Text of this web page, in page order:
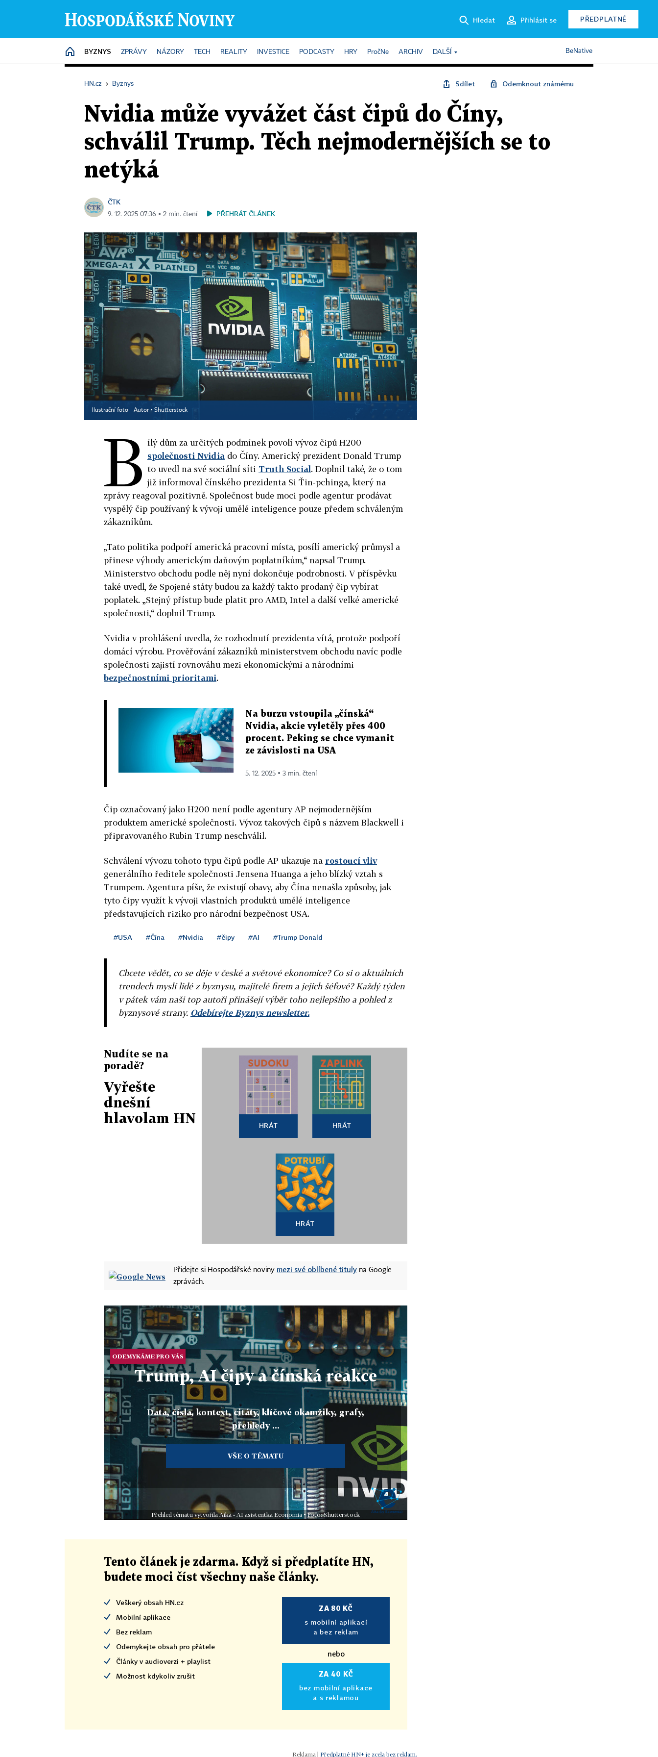
Hledat Přihlásit se PŘEDPLATNÉ
HOME
BYZNYS ZPRÁVY NÁZORY TECH REALITY INVESTICE PODCASTY HRY PročNe ARCHIV DALŠÍ BeNative
HN.cz › Byznys Sdílet Odemknout známému
Nvidia může vyvážet část čipů do Číny,
schválil Trump. Těch nejmodernějších se to
netýká
ČTK
9. 12. 2025 07:36 ▪ 2 min. čtení PŘEHRÁT ČLÁNEK
Ilustrační foto Autor ▪ Shutterstock
B ílý dům za určitých podmínek povolí vývoz čipů H200
společnosti Nvidia do Číny. Americký prezident Donald Trump
to uvedl na své sociální síti Truth Social. Doplnil také, že o tom
již informoval čínského prezidenta Si Ťin-pchinga, který na
zprávy reagoval pozitivně. Společnost bude moci podle agentur prodávat
vyspělý čip používaný k vývoji umělé inteligence pouze předem schváleným
zákazníkům.
„Tato politika podpoří americká pracovní místa, posílí americký průmysl a
přinese výhody americkým daňovým poplatníkům,“ napsal Trump.
Ministerstvo obchodu podle něj nyní dokončuje podrobnosti. V příspěvku
také uvedl, že Spojené státy budou za každý takto prodaný čip vybírat
poplatek. „Stejný přístup bude platit pro AMD, Intel a další velké americké
společnosti,“ doplnil Trump.
Nvidia v prohlášení uvedla, že rozhodnutí prezidenta vítá, protože podpoří
domácí výrobu. Prověřování zákazníků ministerstvem obchodu navíc podle
společnosti zajistí rovnováhu mezi ekonomickými a národními
bezpečnostními prioritami.
Na burzu vstoupila „čínská“
Nvidia, akcie vyletěly přes 400
procent. Peking se chce vymanit
ze závislosti na USA
5. 12. 2025 ▪ 3 min. čtení
Čip označovaný jako H200 není podle agentury AP nejmodernějším
produktem americké společnosti. Vývoz takových čipů s názvem Blackwell i
připravovaného Rubin Trump neschválil.
Schválení vývozu tohoto typu čipů podle AP ukazuje na rostoucí vliv
generálního ředitele společnosti Jensena Huanga a jeho blízký vztah s
Trumpem. Agentura píše, že existují obavy, aby Čína nenašla způsoby, jak
tyto čipy využít k vývoji vlastních produktů umělé inteligence
představujících riziko pro národní bezpečnost USA.
#USA #Čína #Nvidia #čipy #AI #Trump Donald
Chcete vědět, co se děje v české a světové ekonomice? Co si o aktuálních
trendech myslí lidé z byznysu, majitelé firem a jejich šéfové? Každý týden
v pátek vám naši top autoři přinášejí výběr toho nejlepšího a pohled z
byznysové strany. Odebírejte Byznys newsletter.
Nudíte se na
poradě?
Vyřešte
dnešní
hlavolam HN
HRÁT HRÁT
HRÁT
Přidejte si Hospodářské noviny mezi své oblíbené tituly na Google
zprávách.
ODEMYKÁME PRO VÁS
Trump, AI čipy a čínská reakce
Data, čísla, kontext, citáty, klíčové okamžiky, grafy,
přehledy ...
VŠE O TÉMATU
Přehled tématu vytvořila Aika - AI asistentka Economia • Foto: Shutterstock
Tento článek je zdarma. Když si předplatíte HN,
budete moci číst všechny naše články.
Veškerý obsah HN.cz
Mobilní aplikace
Bez reklam
Odemykejte obsah pro přátele
Články v audioverzi + playlist
Možnost kdykoliv zrušit
ZA 80 KČ
s mobilní aplikací
a bez reklam
nebo
ZA 40 KČ
bez mobilní aplikace
a s reklamou
Předplatné HN+ je zcela bez reklam.